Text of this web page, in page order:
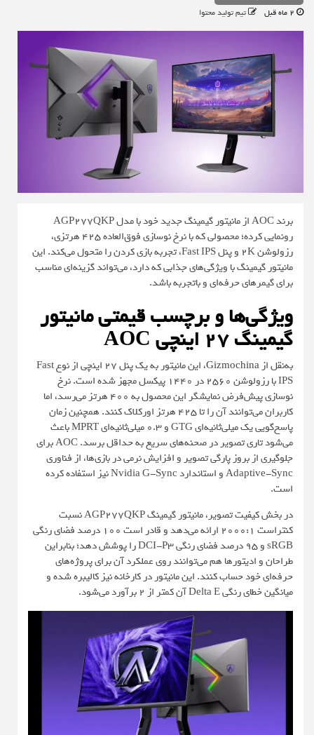
تیم تولید محتوا
برند AOC از مانیتور گیمینگ جدید خود با مدل AGP277QKP
رونمایی کرده؛ محصولی که با نرخ نوسازی فوق‌العاده 425 هرتزی،
رزولوشن 2K و پنل Fast IPS، تجربه بازی کردن را متحول می‌کند. این
مانیتور گیمینگ با ویژگی‌های جذابی که دارد، می‌تواند گزینه‌ای مناسب
برای گیمرهای حرفه‌ای و باتجربه باشد.
ویژگی‌ها و برچسب قیمتی مانیتور
گیمینگ ۲۷ اینچی AOC
به‌نقل ازGizmochina
، این مانیتور به یک پنل ۲۷ اینچی از نوع Fast
IPS با رزولوشن ۲۵۶۰ در ۱۴۴۰ پیکسل مجهز شده است. نرخ
نوسازی پیش‌فرض نمایشگر این محصول به ۴۰۰ هرتز می‌رسد، اما
کاربران می‌توانند آن را تا ۴۲۵ هرتز اورکلاک کنند. همچنین زمان
پاسخ‌گویی یک میلی‌ثانیه‌ای GTG و ۰.۳ میلی‌ثانیه‌ای MPRT باعث
می‌شود تاری تصویر در صحنه‌های سریع به حداقل برسد. AOC برای
جلوگیری از بروز پارگی تصویر و افزایش نرمی در بازی‌ها، از فناوری
Adaptive-Sync و استاندارد Nvidia G-Sync نیز استفاده کرده
است.
در بخش کیفیت تصویر، مانیتور گیمینگ AGP277QKP نسبت
کنتراست 2000:1 ارائه می‌دهد و قادر است ۱۰۰ درصد فضای رنگی
sRGB و 95 درصد فضای رنگی DCI-P3 را پوشش دهد؛ بنابراین
طراحان و ادیتورها هم می‌توانند روی عملکرد آن برای پروژه‌های
حرفه‌ای خود حساب کنند. این مانیتور در کارخانه نیز کالیبره شده و
میانگین خطای رنگی Delta E آن کمتر از ۲ برآورد می‌شود.